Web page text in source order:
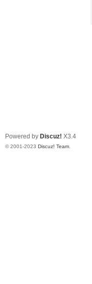
Powered by Discuz! X3.4
© 2001-2023 Discuz! Team